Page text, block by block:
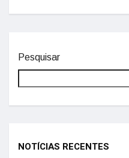
Pesquisar
NOTÍCIAS RECENTES